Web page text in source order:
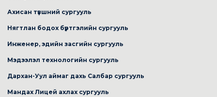
Ахисан түвшний сургууль
Нягтлан бодох бүртгэлийн сургууль
Инженер, эдийн засгийн сургууль
Мэдээлэл технологийн сургууль
Дархан-Уул аймаг дахь Салбар сургууль
Мандах Лицей ахлах сургууль